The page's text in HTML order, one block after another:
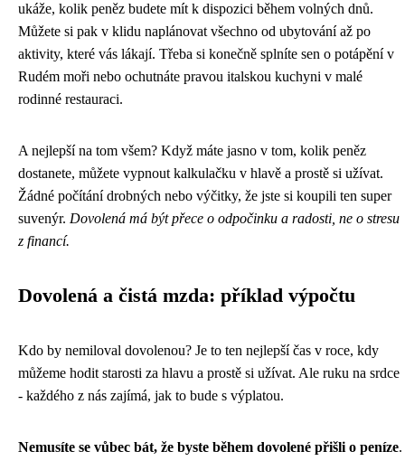
ukáže, kolik peněz budete mít k dispozici během volných dnů.
Můžete si pak v klidu naplánovat všechno od ubytování až po
aktivity, které vás lákají. Třeba si konečně splníte sen o potápění v
Rudém moři nebo ochutnáte pravou italskou kuchyni v malé
rodinné restauraci.
A nejlepší na tom všem? Když máte jasno v tom, kolik peněz
dostanete, můžete vypnout kalkulačku v hlavě a prostě si užívat.
Žádné počítání drobných nebo výčitky, že jste si koupili ten super
suvenýr. Dovolená má být přece o odpočinku a radosti, ne o stresu
z financí.
Dovolená a čistá mzda: příklad výpočtu
Kdo by nemiloval dovolenou? Je to ten nejlepší čas v roce, kdy
můžeme hodit starosti za hlavu a prostě si užívat. Ale ruku na srdce
- každého z nás zajímá, jak to bude s výplatou.
Nemusíte se vůbec bát, že byste během dovolené přišli o peníze.